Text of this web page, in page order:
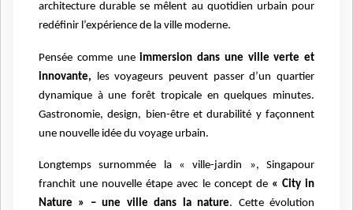
architecture durable se mêlent au quotidien urbain pour
redéfinir l’expérience de la ville moderne.
Pensée comme uneimmersion dans une ville verte et
innovante,
les voyageurs peuvent passer d’un quartier
dynamique à une forêt tropicale en quelques minutes.
Gastronomie, design, bien-être et durabilité y façonnent
une nouvelle idée du voyage urbain.
Longtemps surnommée la « ville-jardin », Singapour
franchit une nouvelle étape avec le concept de « City in
Nature » – une ville dans la nature. Cette évolution